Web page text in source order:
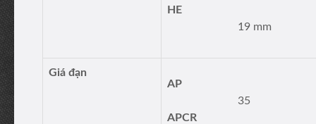
HE
19 mm
Giá đạn
AP
35
APCR